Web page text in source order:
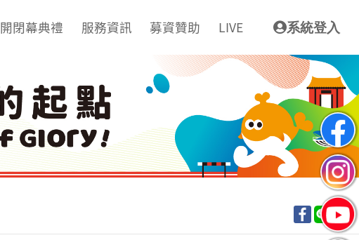
開閉幕典禮 服務資訊 募資贊助 LIVE 系統登入